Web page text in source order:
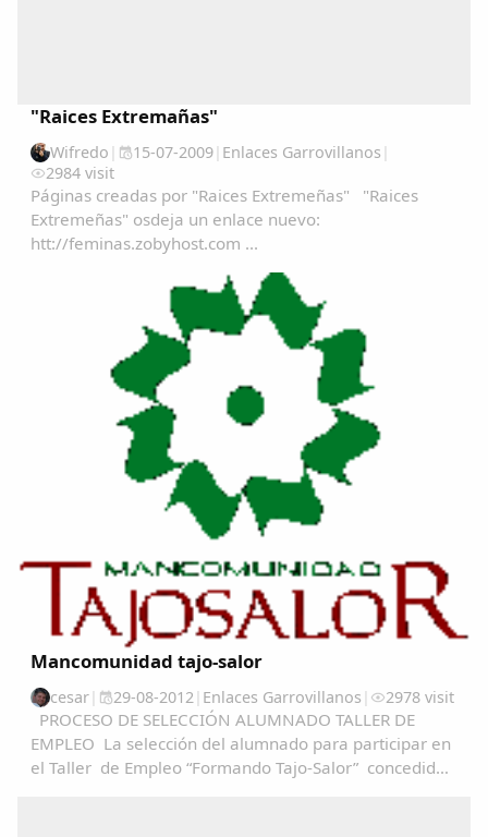
"Raices Extremañas"
Wifredo | 15-07-2009| Enlaces Garrovillanos |
2984 visit
Páginas creadas por "Raices Extremeñas" "Raices
Extremeñas" osdeja un enlace nuevo:
htt://feminas.zobyhost.com ...
Mancomunidad tajo-salor
cesar| 29-08-2012| Enlaces Garrovillanos | 2978 visit
PROCESO DE SELECCIÓN ALUMNADO TALLER DE
EMPLEO La selección del alumnado para participar en
el Taller de Empleo “Formando Tajo-Salor” concedido
Comparte
Compartir en Facebook
Compartir en Twitter
Copiar enlace